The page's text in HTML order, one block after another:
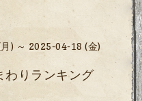
) ～ 2025-04-18 (金)
わりランキング